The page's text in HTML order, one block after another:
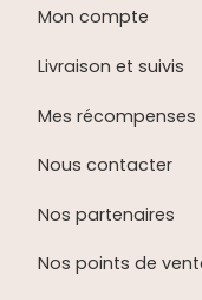
Mon compte
Livraison et suivis
Mes récompenses
Nous contacter
Nos partenaires
Nos points de